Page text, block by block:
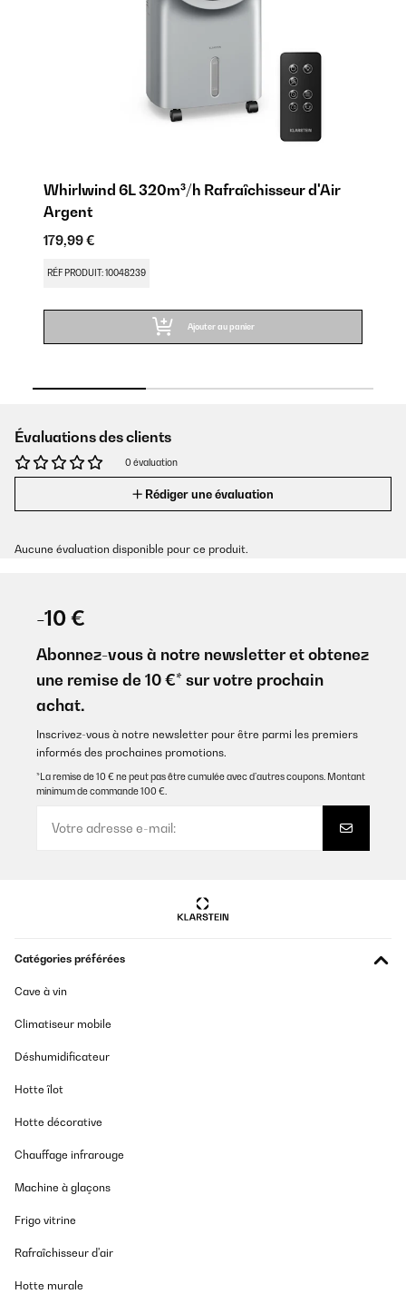
Whirlwind 6L 320m³/h Rafraîchisseur d'Air
Argent
179,99 €
RÉF PRODUIT: 10048239
Ajouter au panier
Évaluations des clients
0 évaluation
Rédiger une évaluation
Aucune évaluation disponible pour ce produit.
-10 €
Abonnez-vous à notre newsletter et obtenez
une remise de 10 €* sur votre prochain
achat.
Inscrivez-vous à notre newsletter pour être parmi les premiers
informés des prochaines promotions.
*La remise de 10 € ne peut pas être cumulée avec d’autres coupons. Montant
minimum de commande 100 €.
Catégories préférées
Cave à vin
Climatiseur mobile
Déshumidificateur
Hotte îlot
Hotte décorative
Chauffage infrarouge
Machine à glaçons
Frigo vitrine
Rafraîchisseur d'air
Hotte murale